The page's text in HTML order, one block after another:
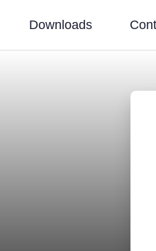
Downloads